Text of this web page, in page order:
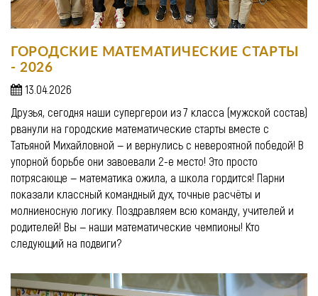
ГОРОДСКИЕ МАТЕМАТИЧЕСКИЕ СТАРТЫ
- 2026
13.04.2026
Друзья, сегодня наши супергерои из 7 класса (мужской состав)
рванули на городские математические старты вместе с
Татьяной Михайловной — и вернулись с невероятной победой! В
упорной борьбе они завоевали 2-е место! Это просто
потрясающе — математика ожила, а школа гордится! Парни
показали классный командный дух, точные расчёты и
молниеносную логику. Поздравляем всю команду, учителей и
родителей! Вы — наши математические чемпионы! Кто
следующий на подвиги?